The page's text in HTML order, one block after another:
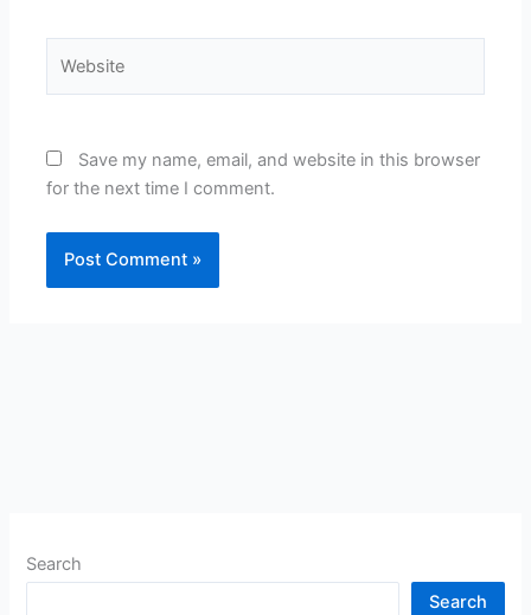
Save my name, email, and website in this browser
for the next time I comment.
Search
Search